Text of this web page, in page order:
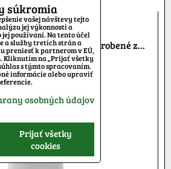
biele
biele Tričko vyrobené z...
súkromia
vašej návštevy tejto
jej výkonnosti a
používaní. Na tento účel
a služby tretích strán a
preniesť k partnerom v EÚ,
Kliknutím na „Prijať všetky
s týmto spracovaním.
informácie alebo upraviť
osobných údajov
Prijať všetky
cookies